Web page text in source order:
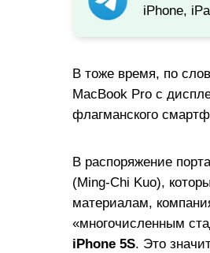
iPhone,
В тоже время, по
MacBook Pro с
флагманского
В распоряжение
(Ming-Chi Kuo),
материалам,
«многочисленным
iPhone 5S. Это